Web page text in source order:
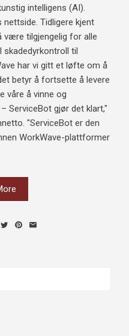
intelligens (AI).
Tidligere kjent
være tilgjengelig for alle
til
har vi gitt et løfte om å
betyr å fortsette å levere
våre å vinne og
ServiceBot gjør det klart,"
"ServiceBot er den
WorkWave-plattformer